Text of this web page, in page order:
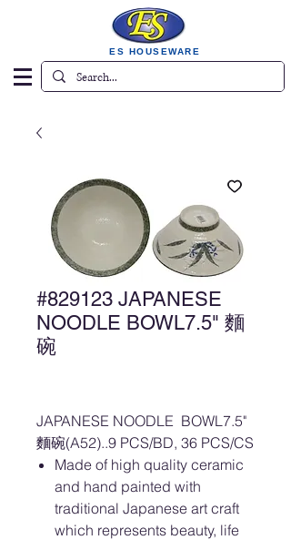
ES HOUSEWARE
#829123 JAPANESE
NOODLE BOWL7.5" 麵
碗
JAPANESE NOODLE BOWL7.5"
麵碗(A52)..9 PCS/BD, 36 PCS/CS
Made of high quality ceramic
and hand painted with
traditional Japanese art craft
which represents beauty, life